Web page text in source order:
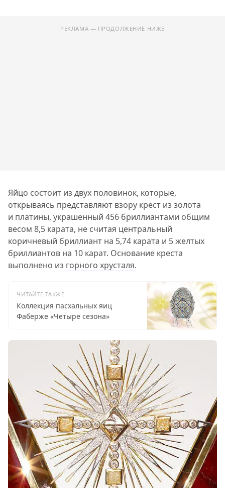
РЕКЛАМА — ПРОДОЛЖЕНИЕ НИЖЕ
Яйцо состоит из двух половинок, которые,
открываясь представляют взору крест из золота
и платины, украшенный 456 бриллиантами общим
весом 8,5 карата, не считая центральный
коричневый бриллиант на 5,74 карата и 5 желтых
бриллиантов на 10 карат. Основание креста
выполнено из горного хрусталя.
ЧИТАЙТЕ ТАКЖЕ
Коллекция пасхальных яиц
Фаберже «Четыре сезона»